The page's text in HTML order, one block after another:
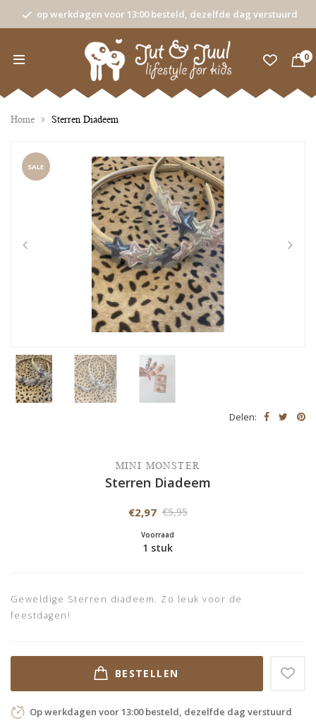
op werkdagen voor 13:00 besteld, dezelfde dag verstuurd
0
Home Sterren Diadeem
SALE
Delen:
MINI MONSTER
Sterren Diadeem
€2,97 €5,95
Voorraad
1 stuk
Geweldige Sterren diadeem. Zo leuk voor de
feestdagen!
BESTELLEN
Op werkdagen voor 13:00 besteld, dezelfde dag verstuurd